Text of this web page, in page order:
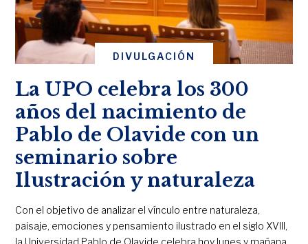
DIVULGACIÓN
La UPO celebra los 300
años del nacimiento de
Pablo de Olavide con un
seminario sobre
Ilustración y naturaleza
Con el objetivo de analizar el vínculo entre naturaleza,
paisaje, emociones y pensamiento ilustrado en el siglo XVIII,